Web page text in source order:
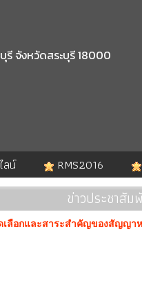
รี จังหวัดสระบุรี 18000
ลน์ RMS2016
ข่าวประชาสัม
ลือกและสาระสำคัญของสัญญา